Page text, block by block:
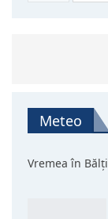
Meteo
Vremea în Bălți